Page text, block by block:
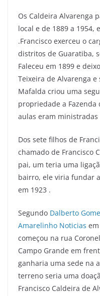
Os Caldeira Alvarenga
local e de 1889 a 1954,
.Francisco exerceu o
distritos de Guaratiba,
Faleceu em 1899 e
Teixeira de Alvarenga e
Mafalda criou uma
propriedade a Fazenda
aulas eram
Dos sete filhos de
chamado de Francisco
pai, um teria uma
bairro, ele viria fundar
em 1923 .
Segundo Dalberto
Amarelinho Noticias
começou na rua
Campo Grande em
ganharia uma sede na
terreno seria uma
Francisco Caldeira de